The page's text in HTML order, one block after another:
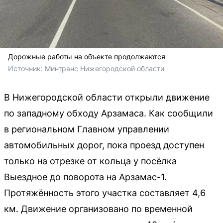
Дорожные работы на объекте продолжаются
Источник: Минтранс Нижегородской области
В Нижегородской области открыли движение
по западному обходу Арзамаса. Как сообщили
в региональном Главном управлении
автомобильных дорог, пока проезд доступен
только на отрезке от кольца у посёлка
Выездное до поворота на Арзамас-1.
Протяжённость этого участка составляет 4,6
км. Движение организовано по временной